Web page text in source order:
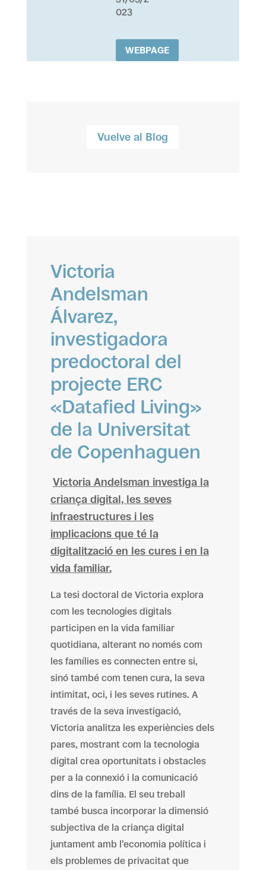
023
WEBPAGE
Vuelve al Blog
Victoria
Andelsman
Álvarez,
investigadora
predoctoral del
projecte ERC
«Datafied Living»
de la Universitat
de Copenhaguen
Victoria Andelsman investiga la
criança digital, les seves
infraestructures i les
implicacions que té la
digitalització en les cures i en la
vida familiar.
La tesi doctoral de Victoria explora
com les tecnologies digitals
participen en la vida familiar
quotidiana, alterant no només com
les famílies es connecten entre si,
sinó també com tenen cura, la seva
intimitat, oci, i les seves rutines. A
través de la seva investigació,
Victoria analitza les experiències dels
pares, mostrant com la tecnologia
digital crea oportunitats i obstacles
per a la connexió i la comunicació
dins de la família. El seu treball
també busca incorporar la dimensió
subjectiva de la criança digital
juntament amb l’economia política i
els problemes de privacitat que